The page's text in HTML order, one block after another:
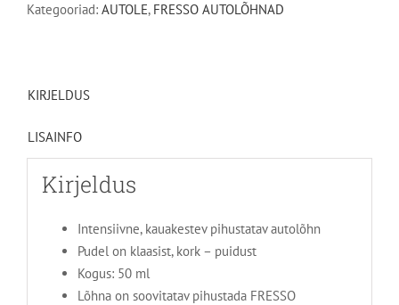
Kategooriad: AUTOLE, FRESSO AUTOLÕHNAD
KIRJELDUS
LISAINFO
Kirjeldus
Intensiivne, kauakestev pihustatav autolõhn
Pudel on klaasist, kork – puidust
Kogus: 50 ml
Lõhna on soovitatav pihustada FRESSO